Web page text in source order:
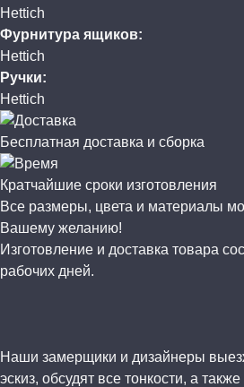
Hettich
Фурнитура ящиков:
Hettich
Ручки:
Hettich
Бесплатная доставка и сборка
Кратчайшие сроки изготовления
Все размеры, цвета и материалы
Вашему желанию!
Изготовление и доставка товара
рабочих дней.
Наши замерщики и дизайнеры
эскиз, обсудят все тонкости, а